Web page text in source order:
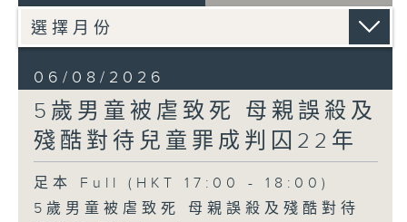
06/08/2026
5歲男童被虐致死 母親誤殺及
殘酷對待兒童罪成判囚22年
足本 Full (HKT 17:00 - 18:00)
5歲男童被虐致死 母親誤殺及殘酷對待